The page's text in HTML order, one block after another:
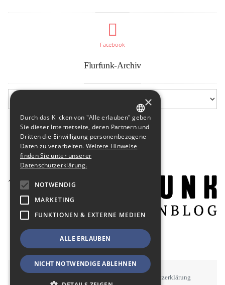
Facebook
Flurfunk-Archiv
Datenschutzerklärung
GERMAN
ENGLISH
×
Durch das Klicken von "Alle erlauben" geben
Sie dieser Internetseite, deren Partnern und
Dritten die Einwilligung personenbezogene
Daten zu verarbeiten. Weitere Hinweise
finden Sie unter unserer
Datenschutzerklärung.
NOTWENDIG
MARKETING
FUNKTIONEN & EXTERNE MEDIEN
ALLE ERLAUBEN
NICHT NOTWENDIGE ABLEHNEN